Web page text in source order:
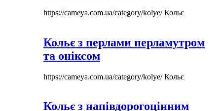
https://cameya.com.ua/category/kolye/Кольє
Кольє з перлами перламутром
та оніксом
https://cameya.com.ua/category/kolye/Кольє
Кольє з напівдорогоцінним